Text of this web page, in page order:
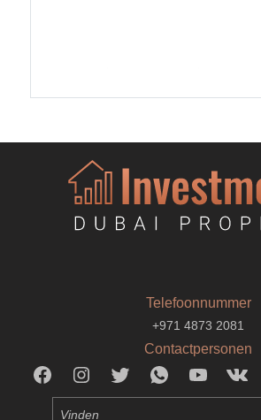
Telefoonnummer
+971 4873 2081
Contactpersonen